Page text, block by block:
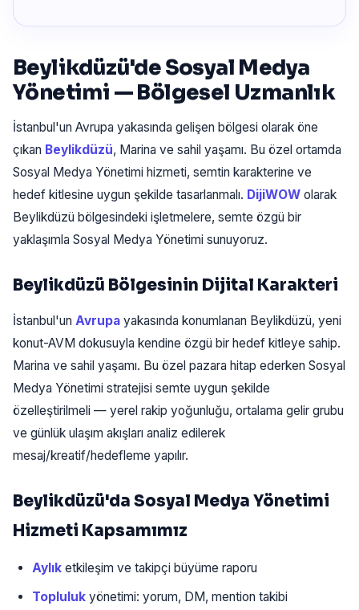
Beylikdüzü'de Sosyal Medya
Yönetimi — Bölgesel Uzmanlık
İstanbul'un Avrupa yakasında gelişen bölgesi olarak öne
çıkan Beylikdüzü, Marina ve sahil yaşamı. Bu özel ortamda
Sosyal Medya Yönetimi hizmeti, semtin karakterine ve
hedef kitlesine uygun şekilde tasarlanmalı. DijiWOW olarak
Beylikdüzü bölgesindeki işletmelere, semte özgü bir
yaklaşımla Sosyal Medya Yönetimi sunuyoruz.
Beylikdüzü Bölgesinin Dijital Karakteri
İstanbul'un Avrupa yakasında konumlanan Beylikdüzü, yeni
konut-AVM dokusuyla kendine özgü bir hedef kitleye sahip.
Marina ve sahil yaşamı. Bu özel pazara hitap ederken Sosyal
Medya Yönetimi stratejisi semte uygun şekilde
özelleştirilmeli — yerel rakip yoğunluğu, ortalama gelir grubu
ve günlük ulaşım akışları analiz edilerek
mesaj/kreatif/hedefleme yapılır.
Beylikdüzü'da Sosyal Medya Yönetimi
Hizmeti Kapsamımız
Aylık etkileşim ve takipçi büyüme raporu
Topluluk yönetimi: yorum, DM, mention takibi